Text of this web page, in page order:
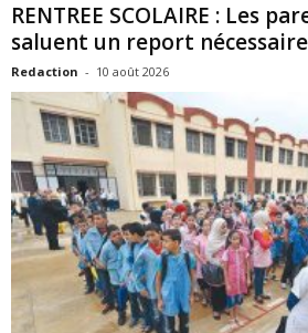
RENTREE SCOLAIRE : Les
saluent un report nécessaire
Redaction - 10 août 2026